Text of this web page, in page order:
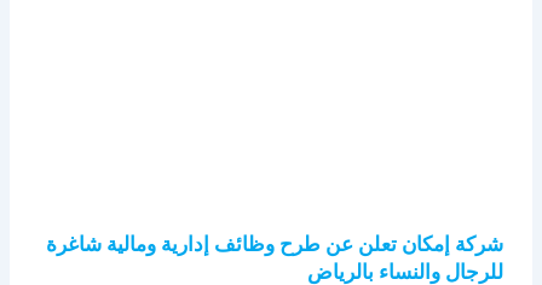
شركة إمكان تعلن عن طرح وظائف إدارية ومالية شاغرة
للرجال والنساء بالرياض